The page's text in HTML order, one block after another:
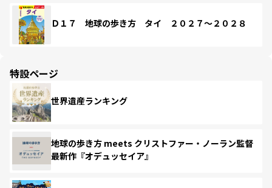
Ｄ１７ 地球の歩き方 タイ ２０２７～２０２８
特設ページ
世界遺産ランキング
地球の歩き方 meets クリストファー・ノーラン監督
最新作『オデュッセイア』